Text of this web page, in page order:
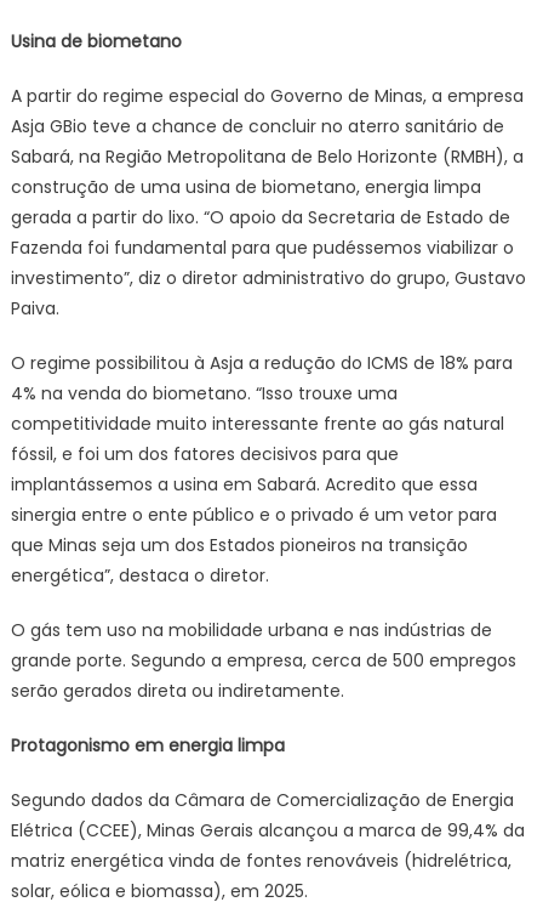
Usina de biometano
A partir do regime especial do Governo de Minas, a empresa
Asja GBio teve a chance de concluir no aterro sanitário de
Sabará, na Região Metropolitana de Belo Horizonte (RMBH), a
construção de uma usina de biometano, energia limpa
gerada a partir do lixo. “O apoio da Secretaria de Estado de
Fazenda foi fundamental para que pudéssemos viabilizar o
investimento”, diz o diretor administrativo do grupo, Gustavo
Paiva.
O regime possibilitou à Asja a redução do ICMS de 18% para
4% na venda do biometano. “Isso trouxe uma
competitividade muito interessante frente ao gás natural
fóssil, e foi um dos fatores decisivos para que
implantássemos a usina em Sabará. Acredito que essa
sinergia entre o ente público e o privado é um vetor para
que Minas seja um dos Estados pioneiros na transição
energética”, destaca o diretor.
O gás tem uso na mobilidade urbana e nas indústrias de
grande porte. Segundo a empresa, cerca de 500 empregos
serão gerados direta ou indiretamente.
Protagonismo em energia limpa
Segundo dados da Câmara de Comercialização de Energia
Elétrica (CCEE), Minas Gerais alcançou a marca de 99,4% da
matriz energética vinda de fontes renováveis (hidrelétrica,
solar, eólica e biomassa), em 2025.